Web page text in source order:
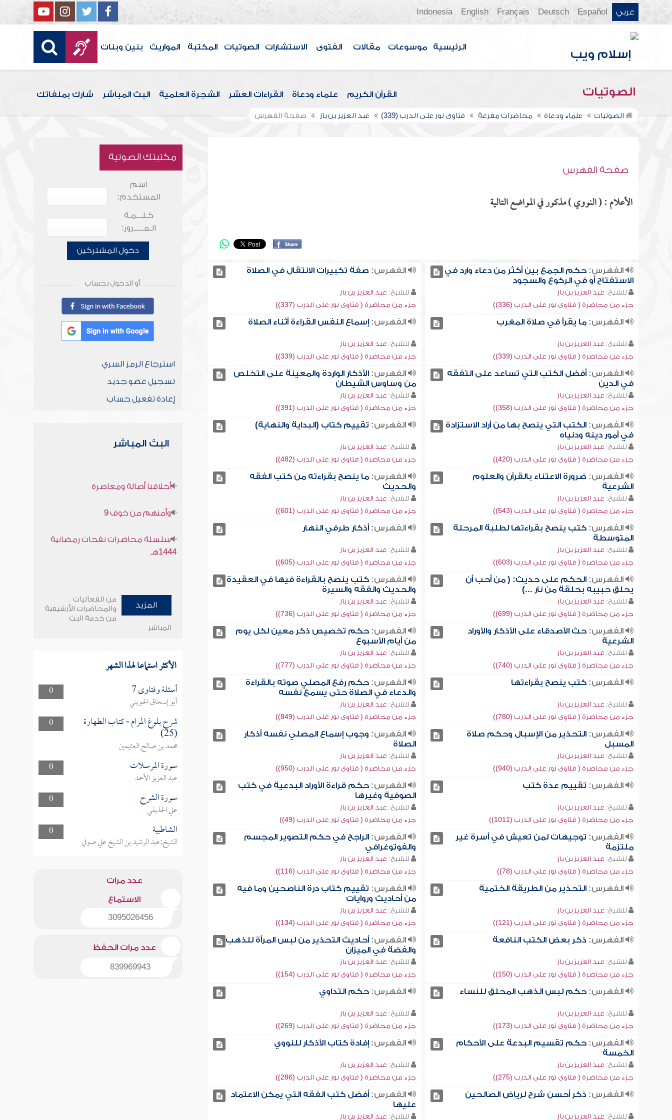
عربي Español
Deutsch
Français
English
Indonesia
الرئيسية موسوعات مقالات الفتوى الاستشارات الصوتيات المكتبة المواريث بنين وبنات
الصوتيات القرآن الكريم علماء ودعاة القراءات العشر الشجرة العلمية البث المباشر شارك بملفاتك
الصوتيات علماء ودعاة محاضرات مفرغة فتاوى نور على الدرب (339) عبد العزيز بن باز صفحة الفهرس
صفحة الفهرس
الأعلام : ( النووي ) مذكور في المواضع التالية
الفهرس:حكم الجمع بين أكثر من دعاء وارد في
الاستفتاح أو في الركوع والسجود
للشيخ: عبد العزيز بن باز
جزء من محاضرة ( فتاوى نور على الدرب (336))
الفهرس: صفة تكبيرات الانتقال في الصلاة
للشيخ: عبد العزيز بن باز
جزء من محاضرة ( فتاوى نور على الدرب (337))
الفهرس:ما يقرأ في صلاة المغرب
للشيخ: عبد العزيز بن باز
جزء من محاضرة ( فتاوى نور على الدرب (339))
الفهرس: إسماع النفس القراءة أثناء الصلاة
للشيخ: عبد العزيز بن باز
جزء من محاضرة ( فتاوى نور على الدرب (339))
الفهرس:أفضل الكتب التي تساعد على التفقه
في الدين
للشيخ: عبد العزيز بن باز
جزء من محاضرة ( فتاوى نور على الدرب (358))
الفهرس: الأذكار الواردة والمعينة على التخلص
من وساوس الشيطان
للشيخ: عبد العزيز بن باز
جزء من محاضرة ( فتاوى نور على الدرب (391))
الفهرس:الكتب التي ينصح بها من أراد الاستزادة
في أمور دينه ودنياه
للشيخ: عبد العزيز بن باز
جزء من محاضرة ( فتاوى نور على الدرب (420))
الفهرس: تقييم كتاب (البداية والنهاية)
للشيخ: عبد العزيز بن باز
جزء من محاضرة ( فتاوى نور على الدرب (482))
الفهرس: ضرورة الاعتناء بالقرآن والعلوم
الشرعية
للشيخ: عبد العزيز بن باز
جزء من محاضرة ( فتاوى نور على الدرب (543))
الفهرس: ما ينصح بقراءته من كتب الفقه
والحديث
للشيخ: عبد العزيز بن باز
جزء من محاضرة ( فتاوى نور على الدرب (601))
الفهرس:كتب ينصح بقراءتها لطلبة المرحلة
المتوسطة
للشيخ: عبد العزيز بن باز
جزء من محاضرة ( فتاوى نور على الدرب (603))
الفهرس: أذكار طرفي النهار
للشيخ: عبد العزيز بن باز
جزء من محاضرة ( فتاوى نور على الدرب (605))
الفهرس:الحكم على حديث: ( من أحب أن
يحلق حبيبه بحلقة من نار ...)
للشيخ: عبد العزيز بن باز
جزء من محاضرة ( فتاوى نور على الدرب (699))
الفهرس: كتب ينصح بالقراءة فيها في العقيدة
والحديث والفقه والسيرة
للشيخ: عبد العزيز بن باز
جزء من محاضرة ( فتاوى نور على الدرب (736))
الفهرس:حث الأصدقاء على الأذكار والأوراد
الشرعية
للشيخ: عبد العزيز بن باز
جزء من محاضرة ( فتاوى نور على الدرب (740))
الفهرس: حكم تخصيص ذكر معين لكل يوم
من أيام الأسبوع
للشيخ: عبد العزيز بن باز
جزء من محاضرة ( فتاوى نور على الدرب (777))
الفهرس:كتب ينصح بقراءتها
للشيخ: عبد العزيز بن باز
جزء من محاضرة ( فتاوى نور على الدرب (780))
الفهرس: حكم رفع المصلي صوته بالقراءة
والدعاء في الصلاة حتى يسمع نفسه
للشيخ: عبد العزيز بن باز
جزء من محاضرة ( فتاوى نور على الدرب (849))
الفهرس:التحذير من الإسبال وحكم صلاة
المسبل
للشيخ: عبد العزيز بن باز
جزء من محاضرة ( فتاوى نور على الدرب (940))
الفهرس: وجوب إسماع المصلي نفسه أذكار
الصلاة
للشيخ: عبد العزيز بن باز
جزء من محاضرة ( فتاوى نور على الدرب (950))
الفهرس: تقييم عدة كتب
للشيخ: عبد العزيز بن باز
جزء من محاضرة ( فتاوى نور على الدرب (1011))
الفهرس: حكم قراءة الأوراد البدعية في كتب
الصوفية وغيرها
للشيخ: عبد العزيز بن باز
جزء من محاضرة ( فتاوى نور على الدرب (49))
الفهرس: توجيهات لمن تعيش في أسرة غير
ملتزمة
للشيخ: عبد العزيز بن باز
جزء من محاضرة ( فتاوى نور على الدرب (78))
الفهرس: الراجح في حكم التصوير المجسم
والفوتوغرافي
للشيخ: عبد العزيز بن باز
جزء من محاضرة ( فتاوى نور على الدرب (116))
الفهرس:التحذير من الطريقة الختمية
للشيخ: عبد العزيز بن باز
جزء من محاضرة ( فتاوى نور على الدرب (121))
الفهرس: تقييم كتاب درة الناصحين وما فيه
من أحاديث وروايات
للشيخ: عبد العزيز بن باز
جزء من محاضرة ( فتاوى نور على الدرب (134))
الفهرس: ذكر بعض الكتب النافعة
للشيخ: عبد العزيز بن باز
جزء من محاضرة ( فتاوى نور على الدرب (150))
الفهرس: أحاديث التحذير من لبس المرأة للذهب
والفضة في الميزان
للشيخ: عبد العزيز بن باز
جزء من محاضرة ( فتاوى نور على الدرب (154))
الفهرس:حكم لبس الذهب المحلق للنساء
للشيخ: عبد العزيز بن باز
جزء من محاضرة ( فتاوى نور على الدرب (173))
الفهرس: حكم التداوي
للشيخ: عبد العزيز بن باز
جزء من محاضرة ( فتاوى نور على الدرب (269))
الفهرس:حكم تقسيم البدعة على الأحكام
الخمسة
للشيخ: عبد العزيز بن باز
جزء من محاضرة ( فتاوى نور على الدرب (275))
الفهرس: إفادة كتاب الأذكار للنووي
للشيخ: عبد العزيز بن باز
جزء من محاضرة ( فتاوى نور على الدرب (286))
الفهرس: ذكر أحسن شرح لرياض الصالحين
للشيخ: عبد العزيز بن باز
الفهرس: أفضل كتب الفقه التي يمكن الاعتماد
عليها
للشيخ: عبد العزيز بن باز
مكتبتك الصوتية
اسم
المستخدم:
كـلـــمـة
الـمـــــرور:
دخول المشتركين
أو الدخول بحساب
استرجاع الرمز السري
تسجيل عضو جديد
إعادة تفعيل حساب
البث المباشر
أخلاقنا أصالة ومعاصرة
وأمنهم من خوف 9
سلسلة محاضرات نفحات رمضانية
1444هـ
المزيد
من الفعاليات
والمحاضرات الأرشيفية
من خدمة البث
المباشر
الأكثر استماعا لهذا الشهر
0 أسئلة وفتاوى 7
أبو إسحاق الحويني
0
شرح بلوغ المرام - كتاب الطهارة
(25)
محمد بن صالح العثيمين
0
سورة المرسلات
عبد العزيز الأحمد
0
سورة الشرح
علي الحذيفي
0
الشاطبية
الشيخ:عبد الرشيد بن الشيخ علي صوفي
عدد مرات
الاستماع
3095026456
عدد مرات الحفظ
839969943